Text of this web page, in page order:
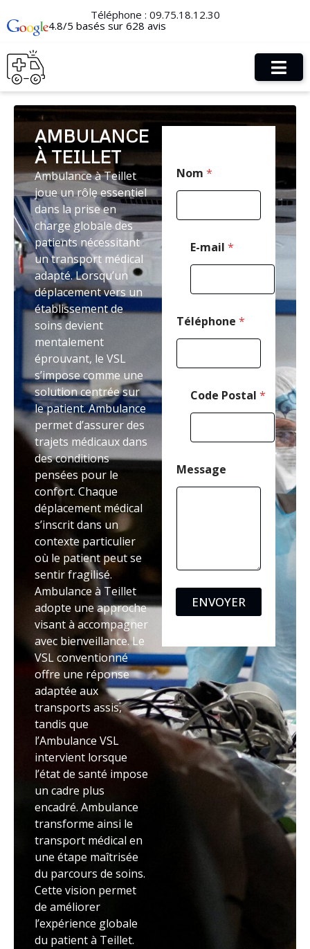
Téléphone : 09.75.18.12.30
4.8/5 basés sur 628 avis
AMBULANCE
À TEILLET
Ambulance à Teillet
joue un rôle essentiel
dans la prise en
charge globale des
patients nécessitant
un transport médical
adapté. Lorsqu’un
déplacement vers un
établissement de
soins devient
mentalement
éprouvant, le VSL
s’impose comme une
solution centrée sur
le patient. Ambulance
permet d’assurer des
trajets médicaux dans
des conditions
pensées pour le
confort. Chaque
déplacement médical
s’inscrit dans un
contexte particulier
où le patient peut se
sentir fragilisé.
Ambulance à Teillet
adopte une approche
visant à accompagner
avec bienveillance. Le
VSL conventionné
offre une réponse
adaptée aux
transports assis,
tandis que
l’Ambulance VSL
intervient lorsque
l’état de santé impose
un cadre plus
encadré. Ambulance
transforme ainsi le
transport médical en
une étape maîtrisée
du parcours de soins.
Cette vision permet
de améliorer
l’expérience globale
du patient à Teillet.
Nom *
E-mail *
Téléphone *
P
s
t
a
T
p
o
M
e
s
s
a
g
e
Code Postal *
Message
ENVOYER